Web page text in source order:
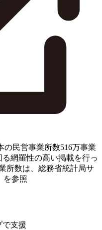
民営事業所数516万事業
る網羅性の高い掲載を行っ
所数は、総務省統計局サ
を参照
で支援